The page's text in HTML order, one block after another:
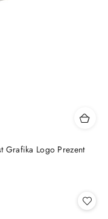
Grafika Logo Prezent